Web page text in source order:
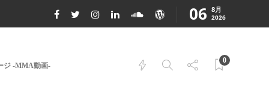
06 8月
2026
ジ -MMA動画-
0